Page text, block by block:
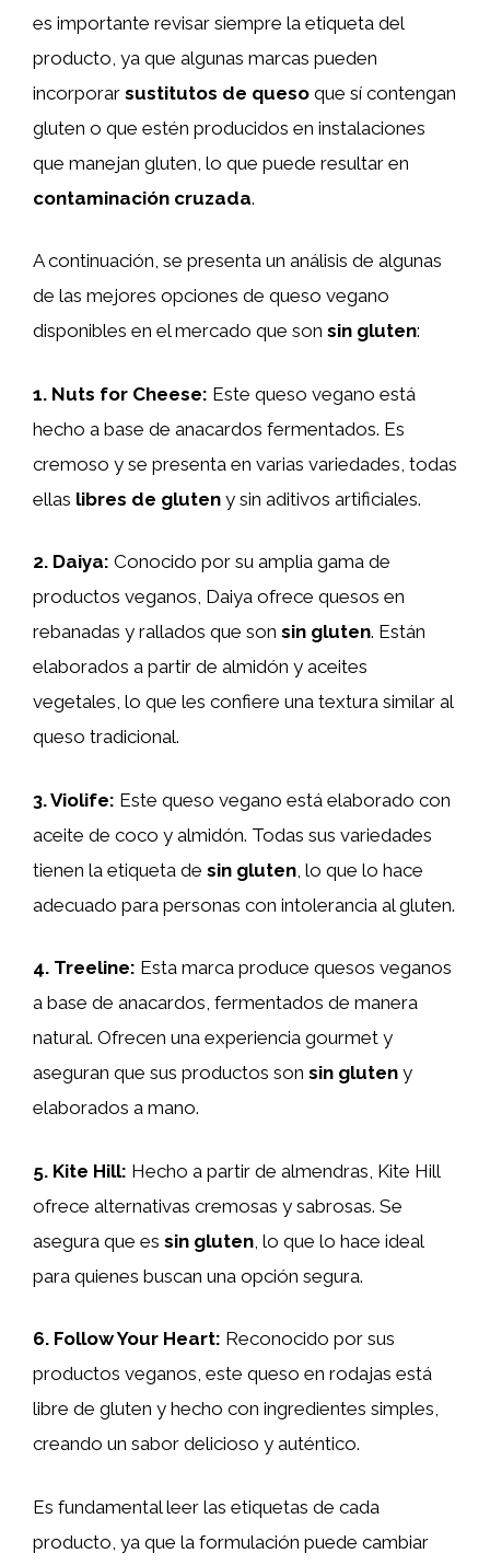
es importante revisar siempre la etiqueta del
producto, ya que algunas marcas pueden
incorporar sustitutos de queso que sí contengan
gluten o que estén producidos en instalaciones
que manejan gluten, lo que puede resultar en
contaminación cruzada.
A continuación, se presenta un análisis de algunas
de las mejores opciones de queso vegano
disponibles en el mercado que son sin gluten:
1. Nuts for Cheese: Este queso vegano está
hecho a base de anacardos fermentados. Es
cremoso y se presenta en varias variedades, todas
ellas libres de gluten y sin aditivos artificiales.
2. Daiya: Conocido por su amplia gama de
productos veganos, Daiya ofrece quesos en
rebanadas y rallados que son sin gluten. Están
elaborados a partir de almidón y aceites
vegetales, lo que les confiere una textura similar al
queso tradicional.
3.Violife: Este queso vegano está elaborado con
aceite de coco y almidón. Todas sus variedades
tienen la etiqueta de sin gluten , lo que lo hace
adecuado para personas con intolerancia al gluten.
4. Treeline: Esta marca produce quesos veganos
a base de anacardos, fermentados de manera
natural. Ofrecen una experiencia gourmet y
aseguran que sus productos son sin gluten y
elaborados a mano.
5. Kite Hill: Hecho a partir de almendras, Kite Hill
ofrece alternativas cremosas y sabrosas. Se
asegura que es sin gluten , lo que lo hace ideal
para quienes buscan una opción segura.
6. Follow Your Heart: Reconocido por sus
productos veganos, este queso en rodajas está
libre de gluten y hecho con ingredientes simples,
creando un sabor delicioso y auténtico.
Es fundamental leer las etiquetas de cada
producto, ya que la formulación puede cambiar